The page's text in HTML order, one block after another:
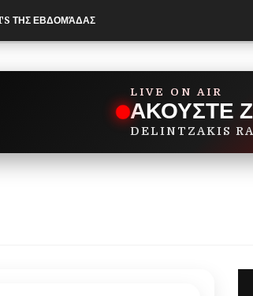
LIVE ON AIR
ΑΚΟΥΣΤΕ
DELINTZAKIS
ΤΗΣ ΕΒΔΟΜΆΔΑΣ